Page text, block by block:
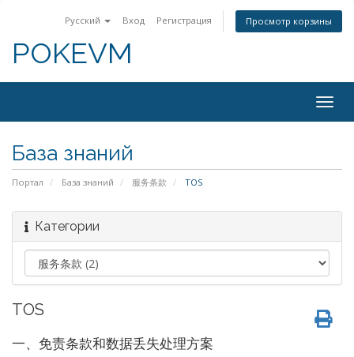
Русский Вход Регистрация Просмотр корзины
POKEVM
База знаний
Портал База знаний 服务条款 TOS
Категории
TOS
一、免责条款和数据丢失处理方案